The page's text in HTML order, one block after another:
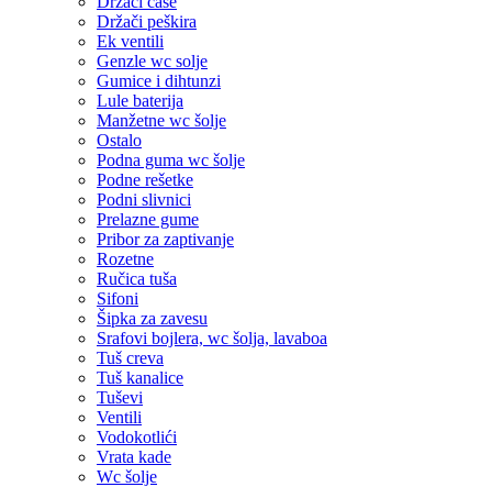
Držači peškira
Ek ventili
Genzle wc solje
Gumice i dihtunzi
Lule baterija
Manžetne wc šolje
Ostalo
Podna guma wc šolje
Podne rešetke
Podni slivnici
Prelazne gume
Pribor za zaptivanje
Rozetne
Ručica tuša
Sifoni
Šipka za zavesu
Srafovi bojlera, wc šolja, lavaboa
Tuš creva
Tuš kanalice
Tuševi
Ventili
Vodokotlići
Vrata kade
Wc šolje